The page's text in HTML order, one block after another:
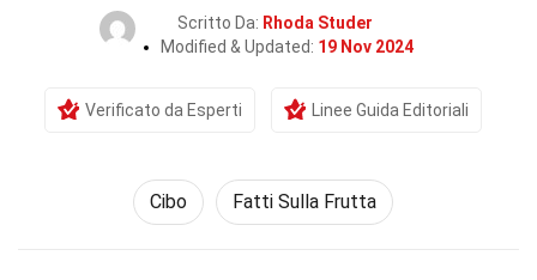
Scritto Da: Rhoda Studer
Modified & Updated: 19 Nov 2024
Verificato da Esperti Linee Guida Editoriali
Cibo Fatti Sulla Frutta